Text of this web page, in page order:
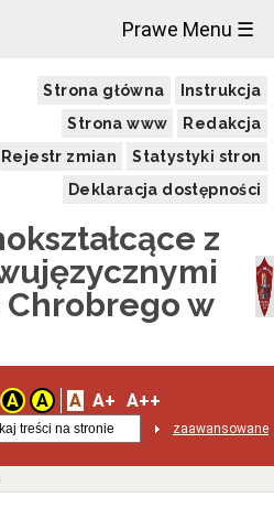
Prawe Menu ☰
Strona główna
Instrukcja
Strona www
Redakcja
Rejestr zmian
Statystyki stron
Deklaracja dostępności
z
Chrobrego w
A A A A+ A++
zaawansowane